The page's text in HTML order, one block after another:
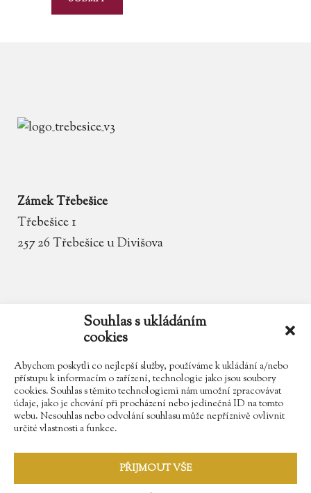
Souhlas s ukládáním
cookies
Abychom poskytli co nejlepší služby, používáme k ukládání a/nebo
přístupu k informacím o zařízení, technologie jako jsou soubory
cookies. Souhlas s těmito technologiemi nám umožní zpracovávat
údaje, jako je chování při procházení nebo jedinečná ID na tomto
webu. Nesouhlas nebo odvolání souhlasu může nepříznivě ovlivnit
určité vlastnosti a funkce.
PŘIJMOUT VŠE
Zámek Třebešice
Třebešice 1
257 26 Třebešice u Divišova
zamek.trebesice@volny.cz
602 354 467
Najdete nás na Facebooku
Sledujte náš Instagram